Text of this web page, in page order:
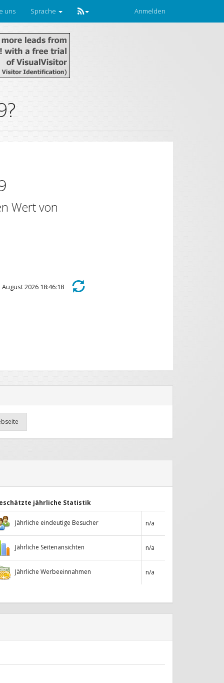
uns Sprache Anmelden
Wert von
2026 18:46:18
jährliche Statistik
Jährliche eindeutige Besucher n/a
Jährliche Seitenansichten n/a
Jährliche Werbeeinnahmen n/a